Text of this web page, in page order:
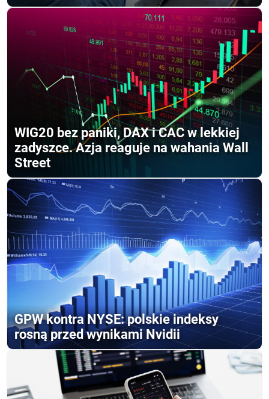
WIG20 bez paniki, DAX i CAC w lekkiej
zadyszce. Azja reaguje na wahania Wall
Street
GPW kontra NYSE: polskie indeksy
rosną przed wynikami Nvidii